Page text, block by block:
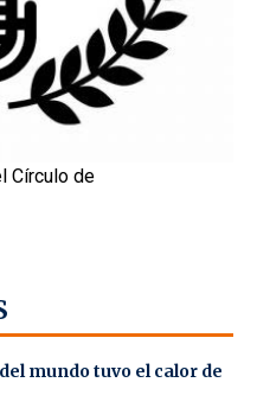
Círculo de
mundo tuvo el calor de